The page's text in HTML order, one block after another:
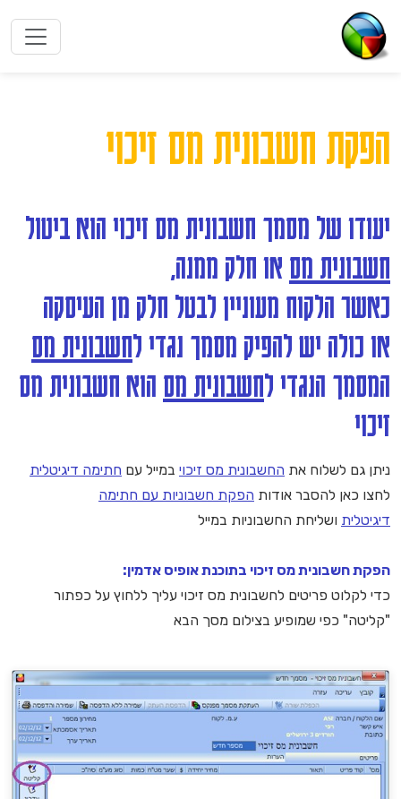
הפקת חשבונית מס זיכוי
יעודו של מסמך חשבונית מס זיכוי הוא ביטול
חשבונית מס או חלק ממנה,
כאשר הלקוח מעוניין לבטל חלק מן העיסקה
או כולה יש להפיק מסמך נגדי לחשבונית מס
המסמך הנגדי לחשבונית מס הוא חשבונית מס
זיכוי
ניתן גם לשלוח את החשבונית מס זיכוי במייל עם חתימה דיגיטלית
לחצו כאן להסבר אודות הפקת חשבוניות עם חתימה
דיגיטלית ושליחת החשבוניות במייל
הפקת חשבונית מס זיכוי בתוכנת אופיס אדמין:
כדי לקלוט פריטים לחשבונית מס זיכוי עליך ללחוץ על כפתור
"קליטה" כפי שמופיע בצילום מסך הבא